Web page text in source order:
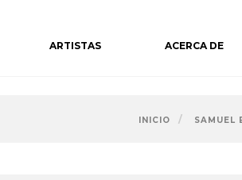
ARTISTAS ACERCA DE
INICIO SAMUEL